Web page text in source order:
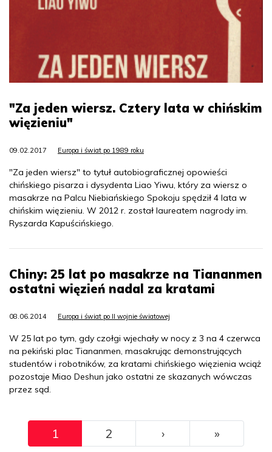
"Za jeden wiersz. Cztery lata w chińskim
więzieniu"
09.02.2017 Europa i świat po 1989 roku
"Za jeden wiersz" to tytuł autobiograficznej opowieści
chińskiego pisarza i dysydenta Liao Yiwu, który za wiersz o
masakrze na Palcu Niebiańskiego Spokoju spędził 4 lata w
chińskim więzieniu. W 2012 r. został laureatem nagrody im.
Ryszarda Kapuścińskiego.
Chiny: 25 lat po masakrze na Tiananmen
ostatni więzień nadal za kratami
08.06.2014 Europa i świat po II wojnie światowej
W 25 lat po tym, gdy czołgi wjechały w nocy z 3 na 4 czerwca
na pekiński plac Tiananmen, masakrując demonstrujących
studentów i robotników, za kratami chińskiego więzienia wciąż
pozostaje Miao Deshun jako ostatni ze skazanych wówczas
przez sąd.
Pagination
1 2 ››› »Ostatni